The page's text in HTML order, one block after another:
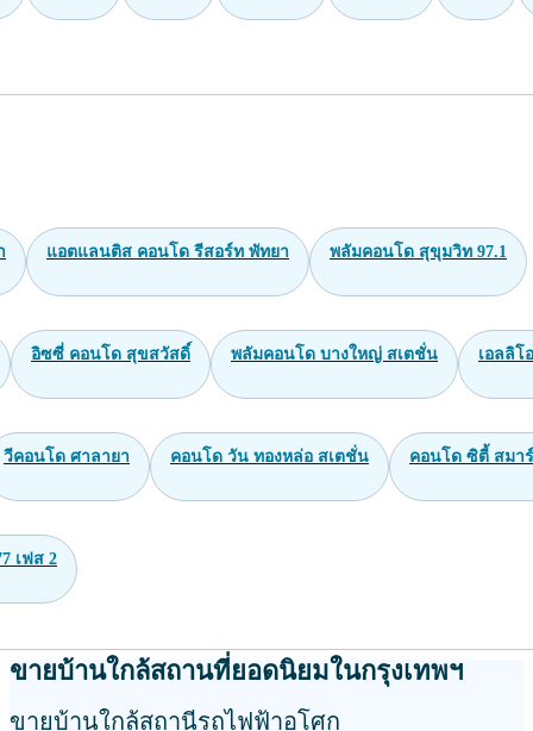
แอตแลนติส คอนโด รีสอร์ท พัทยา พลัมคอนโด สุขุมวิท 97.1
อิซซี่ คอนโด สุขสวัสดิ์ พลัมคอนโด บางใหญ่ สเตชั่น เอลลิโ
วีคอนโด ศาลายา คอนโด วัน ทองหล่อ สเตชั่น คอนโด ซิตี้ สมา
เฟส 2
ขายบ้านใกล้สถานที่ยอดนิยมในกรุงเทพฯ
ขายบ้านใกล้สถานีรถไฟฟ้าอโศก